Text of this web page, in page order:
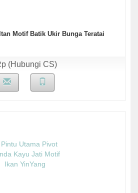
Motif Batik Ukir Bunga Teratai
(Hubungi CS)